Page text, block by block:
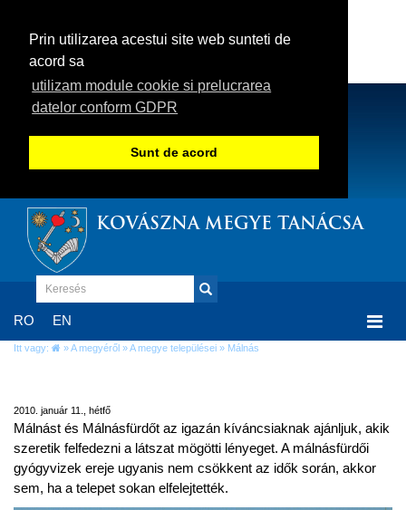
Prin utilizarea acestui site web sunteti de
acord sa
utilizam module cookie si prelucrarea
datelor conform GDPR
Sunt de acord
KOVÁSZNA MEGYE TANÁCSA
RO EN
Itt vagy: »A megyéről »A megye települései » Málnás
2010. január 11., hétfő
Málnást és Málnásfürdőt az igazán kíváncsiaknak ajánljuk, akik
szeretik felfedezni a látszat mögötti lényeget. A málnásfürdői
gyógyvizek ereje ugyanis nem csökkent az idők során, akkor
sem, ha a telepet sokan elfelejtették.